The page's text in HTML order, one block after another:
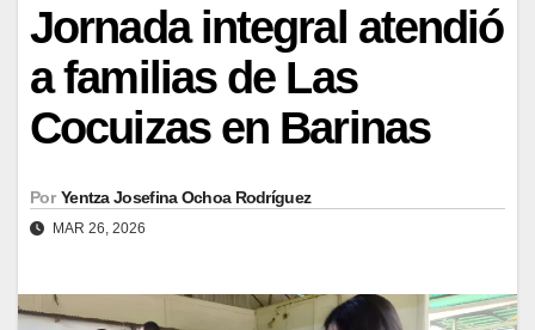
Jornada integral atendió
a familias de Las
Cocuizas en Barinas
Por Yentza Josefina Ochoa Rodríguez
MAR 26, 2026